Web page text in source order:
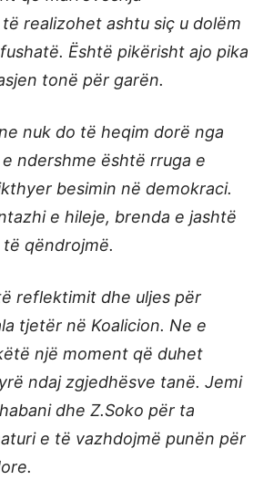
realizohet ashtu siç u dolëm
Është pikërisht ajo pika
tonë për garën.
nuk do të heqim dorë nga
ndershme është rruga e
besimin në demokraci.
e hileje, brenda e jashtë
qëndrojmë.
reflektimit dhe uljes për
tjetër në Koalicion. Ne e
një moment që duhet
ndaj zgjedhësve tanë. Jemi
dhe Z.Soko për ta
e të vazhdojmë punën për